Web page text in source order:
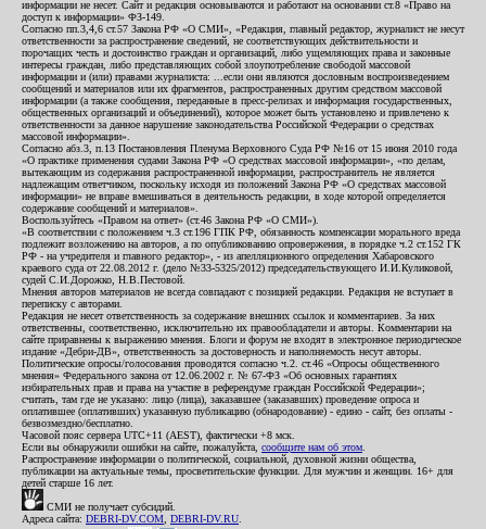
информации не несет. Сайт и редакция основываются и работают на основании ст.8 «Право на
доступ к информации» ФЗ-149.
Согласно пп.3,4,6 ст.57 Закона РФ «О СМИ», «Редакция, главный редактор, журналист не несут
ответственности за распространение сведений, не соответствующих действительности и
порочащих честь и достоинство граждан и организаций, либо ущемляющих права и законные
интересы граждан, либо представляющих собой злоупотребление свободой массовой
информации и (или) правами журналиста: ...если они являются дословным воспроизведением
сообщений и материалов или их фрагментов, распространенных другим средством массовой
информации (а также сообщения, переданные в пресс-релизах и информация государственных,
общественных организаций и объединений), которое может быть установлено и привлечено к
ответственности за данное нарушение законодательства Российской Федерации о средствах
массовой информации».
Согласно абз.3, п.13 Постановления Пленума Верховного Суда РФ №16 от 15 июня 2010 года
«О практике применения судами Закона РФ «О средствах массовой информации», «по делам,
вытекающим из содержания распространенной информации, распространитель не является
надлежащим ответчиком, поскольку исходя из положений Закона РФ «О средствах массовой
информации» не вправе вмешиваться в деятельность редакции, в ходе которой определяется
содержание сообщений и материалов».
Воспользуйтесь «Правом на ответ» (ст.46 Закона РФ «О СМИ»).
«В соответствии с положением ч.3 ст.196 ГПК РФ, обязанность компенсации морального вреда
подлежит возложению на авторов, а по опубликованию опровержения, в порядке ч.2 ст.152 ГК
РФ - на учредителя и главного редактор», - из апелляционного определения Хабаровского
краевого суда от 22.08.2012 г. (дело №33-5325/2012) председательствующего И.И.Куликовой,
судей С.И.Дорожко, Н.В.Пестовой.
Мнения авторов материалов не всегда совпадают с позицией редакции. Редакция не вступает в
переписку с авторами.
Редакция не несет ответственность за содержание внешних ссылок и комментариев. За них
ответственны, соответственно, исключительно их правообладатели и авторы. Комментарии на
сайте приравнены к выражению мнения. Блоги и форум не входят в электронное периодическое
издание «Дебри-ДВ», ответственность за достоверность и наполняемость несут авторы.
Политические опросы/голосования проводятся согласно ч.2. ст.46 «Опросы общественного
мнения» Федерального закона от 12.06.2002 г. № 67-ФЗ «Об основных гарантиях
избирательных прав и права на участие в референдуме граждан Российской Федерации»;
считать, там где не указано: лицо (лица), заказавшее (заказавших) проведение опроса и
оплатившее (оплативших) указанную публикацию (обнародование) - едино - сайт, без оплаты -
безвозмездно/бесплатно.
Часовой пояс сервера UTC+11 (AEST), фактически +8 мск.
Если вы обнаружили ошибки на сайте, пожалуйста, сообщите нам об этом
Распространение информации о политической, социальной, духовной жизни общества,
публикации на актуальные темы, просветительские функции. Для мужчин и женщин. 16+ для
детей старше 16 лет.
СМИ не получает субсидий.
Адреса сайта: DEBRI-DV.COM DEBRI-DV.RU